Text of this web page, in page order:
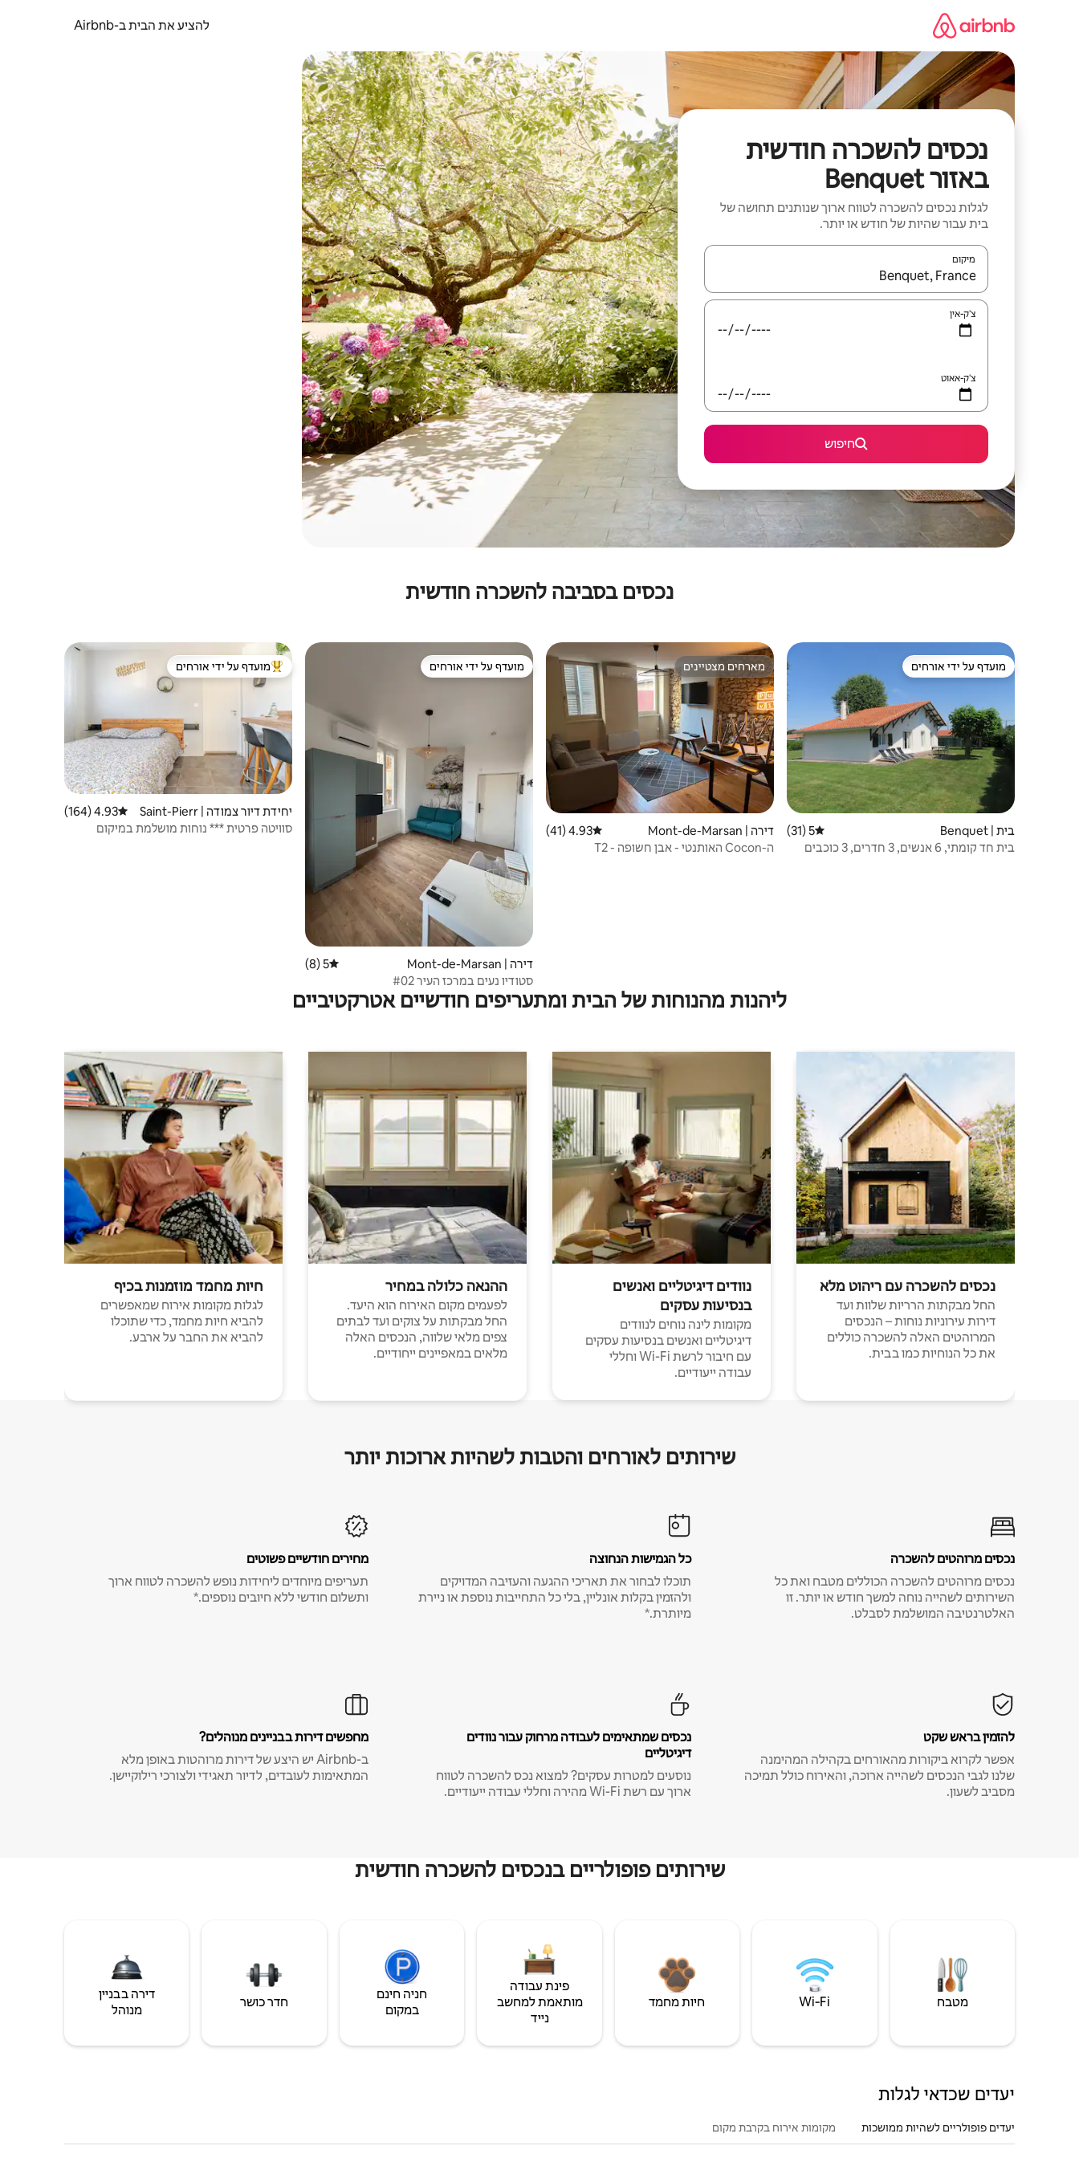
להציע את הבית ב-Airbnb
נכסים להשכרה חודשית
באזור Benquet
לגלות נכסים להשכרה לטווח ארוך שנותנים תחושה של
בית עבור שהיות של חודש או יותר.
מיקום
כאשר התוצאות יהיו זמינות, יש לנווט עם מקשי החיצים למעלה ולמטה או לעיין בעזרת תנועות מגע או החלקה.
צ'ק-אין
צ'ק-אאוט
חיפוש
נכסים בסביבה להשכרה חודשית
מועדף על ידי אורחים
מועדף על ידי אורחים
בית | Benquet דירוג ממוצע של 5 מתוך 5, 31 ביקורות
5 (31)
בית חד קומתי, 6 אנשים, 3 חדרים, 3 כוכבים
מארחים מצטיינים
מארחים מצטיינים
דירה | Mont-de-Marsan דירוג ממוצע של 4.93 מתוך 5, 41 ביקורות
4.93 (41)
ה-Cocon האותנטי - אבן חשופה - T2
מועדף על ידי אורחים
מועדף על ידי אורחים
דירה | Mont-de-Marsan דירוג ממוצע של 5 מתוך 5, 8 ביקורות
5 (8)
סטודיו נעים במרכז העיר #02
מוביל בקרב נכסים מועדפים על ידי אורחים
מועדף על ידי אורחים
יחידת דיור צמודה | Saint-Pierr
e-du-Mont
דירוג ממוצע של 4.93 מתוך 5, 164 ביקורות
4.93 (164)
סוויטה פרטית *** נוחות מושלמת במיקום
ליהנות מהנוחות של הבית ומתעריפים חודשיים אטרקטיביים
נכסים להשכרה עם ריהוט מלא
החל מבקתות הרריות שלוות ועד
דירות עירוניות נוחות – הנכסים
המרוהטים האלה להשכרה כוללים
את כל הנוחיות כמו בבית.
נוודים דיגיטליים ואנשים
בנסיעות עסקים
מקומות לינה נוחים לנוודים
דיגיטליים ואנשים בנסיעות עסקים
עם חיבור לרשת Wi-Fi וחללי
עבודה ייעודיים.
ההנאה כלולה במחיר
לפעמים מקום האירוח הוא היעד.
החל מבקתות על צוקים ועד לבתים
צפים מלאי שלווה, הנכסים האלה
מלאים במאפיינים ייחודיים.
חיות מחמד מוזמנות בכיף
לגלות מקומות אירוח שמאפשרים
להביא חיות מחמד, כדי שתוכלו
להביא את החבר על ארבע.
שירותים לאורחים והטבות לשהיות ארוכות יותר
נכסים מרוהטים להשכרה
נכסים מרוהטים להשכרה הכוללים מטבח ואת כל
השירותים לשהייה נוחה למשך חודש או יותר. זו
האלטרנטיבה המושלמת לסבלט.
כל הגמישות הנחוצה
תוכלו לבחור את תאריכי ההגעה והעזיבה המדויקים
ולהזמין בקלות אונליין, בלי כל התחייבות נוספת או ניירת
מיותרת.*
מחירים חודשיים פשוטים
תעריפים מיוחדים ליחידות נופש להשכרה לטווח ארוך
ותשלום חודשי ללא חיובים נוספים.*
להזמין בראש שקט
אפשר לקרוא ביקורות מהאורחים בקהילה המהימנה
שלנו לגבי הנכסים לשהייה ארוכה, והאירוח כולל תמיכה
מסביב לשעון.
נכסים שמתאימים לעבודה מרחוק עבור נוודים
דיגיטליים
נוסעים למטרות עסקים? למצוא נכס להשכרה לטווח
ארוך עם רשת Wi-Fi מהירה וחללי עבודה ייעודיים.
מחפשים דירות בבניינים מנוהלים?
ב-Airbnb יש היצע של דירות מרוהטות באופן מלא
המתאימות לעובדים, לדיור תאגידי ולצורכי רילוקיישן.
שירותים פופולריים בנכסים להשכרה חודשית
מטבח Wi‑Fi חיות מחמד
פינת עבודה
מותאמת למחשב
נייד
חניה חינם
במקום
חדר כושר
דירה בבניין
מנוהל
יעדים שכדאי לגלות
יעדים פופולריים לשהיות ממושכות מקומות אירוח בקרבת מקום